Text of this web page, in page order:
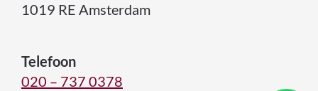
1019 RE Amsterdam
Telefoon
020 – 737 0378